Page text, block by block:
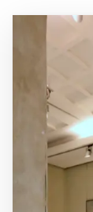
Immagine